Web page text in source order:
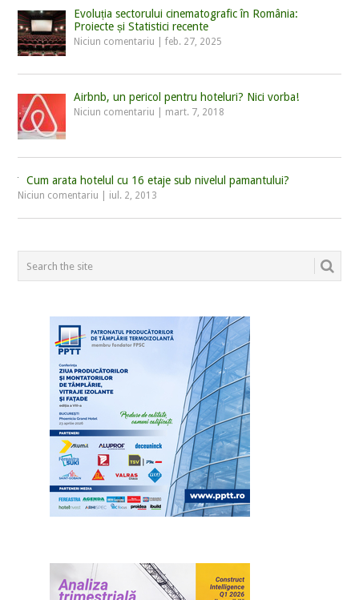
Evoluția sectorului cinematografic în România:
Proiecte și Statistici recente
Niciun comentariu |feb. 27, 2025
Airbnb, un pericol pentru hoteluri? Nici vorba!
Niciun comentariu mart. 7, 2018
Cum arata hotelul cu 16 etaje sub nivelul pamantului?
Niciun comentariu iul. 2, 2013